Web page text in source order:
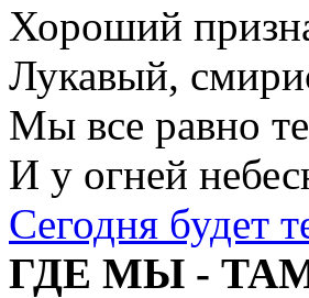
Хороший
Лукавый,
Мы все равно
И у огней
Сегодня будет
ГДЕ МЫ -